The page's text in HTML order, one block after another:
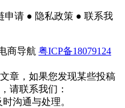
请 ● 隐私政策 ● 联系我
商导航 粤ICP备18079124
章，如果您发现某些投稿
请联系我们：
沟通与处理。